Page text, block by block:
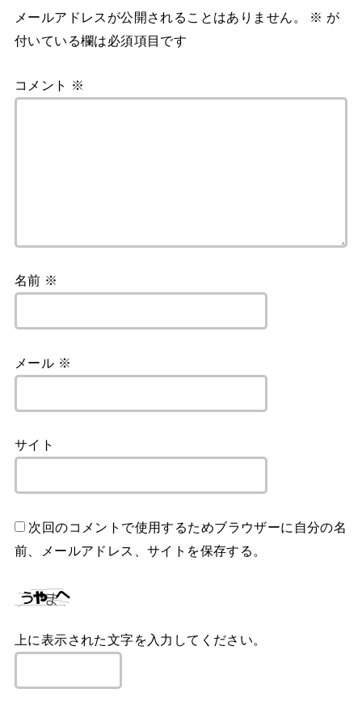
メールアドレスが公開されることはありません。 ※ が
付いている欄は必須項目です
コメント ※
名前 ※
メール ※
サイト
次回のコメントで使用するためブラウザーに自分の名
前、メールアドレス、サイトを保存する。
上に表示された文字を入力してください。